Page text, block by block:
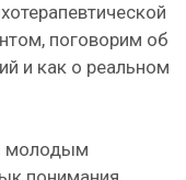
поговорим об
и как о реальном
молодым